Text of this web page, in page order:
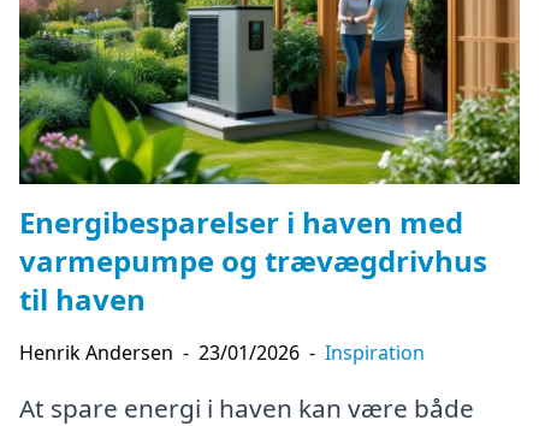
Energibesparelser i haven med
varmepumpe og trævægdrivhus
til haven
Henrik Andersen - 23/01/2026 - Inspiration
At spare energi i haven kan være både